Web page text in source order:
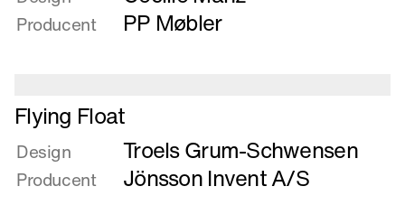
Dokumentkar
Producent PP Møbler
Læs
mere
om
Flying
Float
Flying Float
Design Troels Grum-Schwensen
Producent Jönsson Invent A/S